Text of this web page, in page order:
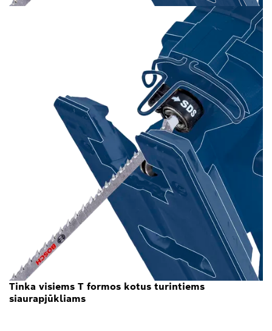
Tinka visiems T formos kotus turintiems
siaurapjūkliams